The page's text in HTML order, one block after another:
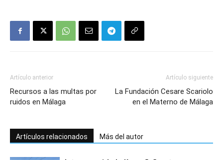
Artículo anterior
Recursos a las multas por
ruidos en Málaga
Artículo siguiente
La Fundación Cesare Scariolo
en el Materno de Málaga
Artículos relacionados Más del autor